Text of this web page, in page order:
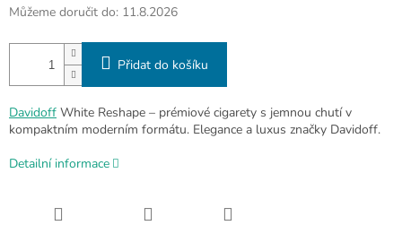
Můžeme doručit do: 11.8.2026
Přidat do košíku
Davidoff White Reshape – prémiové cigarety s jemnou chutí v
kompaktním moderním formátu. Elegance a luxus značky Davidoff.
Detailní informace